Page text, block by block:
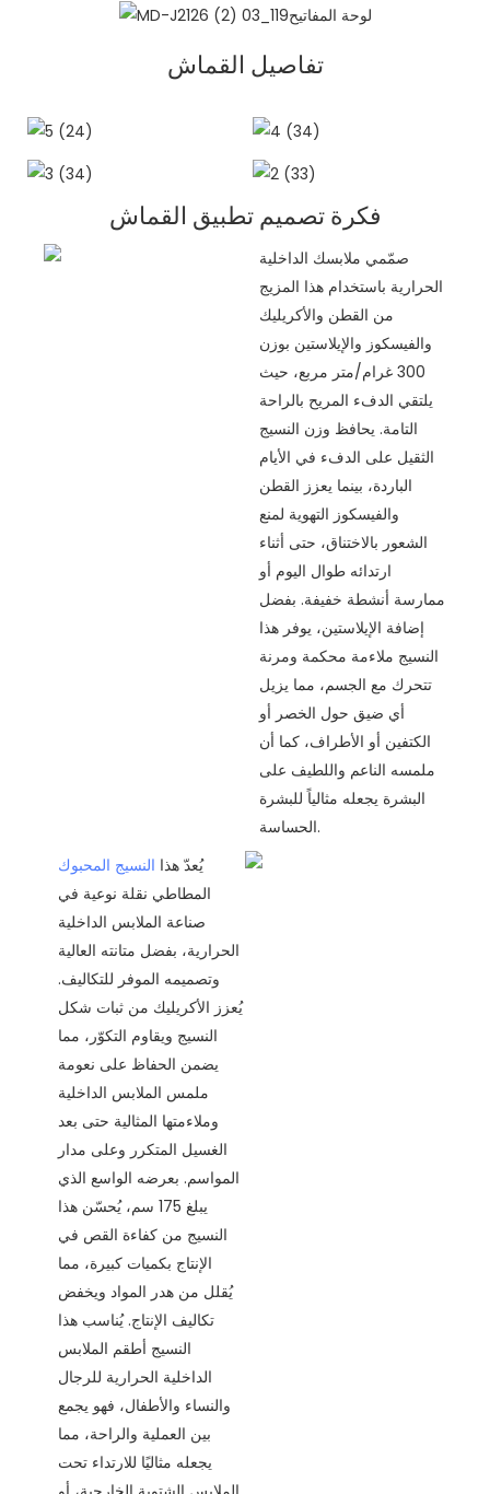
تفاصيل القماش
فكرة تصميم تطبيق القماش
صمّمي ملابسك الداخلية
الحرارية باستخدام هذا المزيج
من القطن والأكريليك
والفيسكوز والإيلاستين بوزن
300 غرام/متر مربع، حيث
يلتقي الدفء المريح بالراحة
التامة. يحافظ وزن النسيج
الثقيل على الدفء في الأيام
الباردة، بينما يعزز القطن
والفيسكوز التهوية لمنع
الشعور بالاختناق، حتى أثناء
ارتدائه طوال اليوم أو
ممارسة أنشطة خفيفة. بفضل
إضافة الإيلاستين، يوفر هذا
النسيج ملاءمة محكمة ومرنة
تتحرك مع الجسم، مما يزيل
أي ضيق حول الخصر أو
الكتفين أو الأطراف، كما أن
ملمسه الناعم واللطيف على
البشرة يجعله مثالياً للبشرة
الحساسة.
يُعدّ هذا النسيج المحبوك
المطاطي نقلة نوعية في
صناعة الملابس الداخلية
الحرارية، بفضل متانته العالية
وتصميمه الموفر للتكاليف.
يُعزز الأكريليك من ثبات شكل
النسيج ويقاوم التكوّر، مما
يضمن الحفاظ على نعومة
ملمس الملابس الداخلية
وملاءمتها المثالية حتى بعد
الغسيل المتكرر وعلى مدار
المواسم. بعرضه الواسع الذي
يبلغ 175 سم، يُحسّن هذا
النسيج من كفاءة القص في
الإنتاج بكميات كبيرة، مما
يُقلل من هدر المواد ويخفض
تكاليف الإنتاج. يُناسب هذا
النسيج أطقم الملابس
الداخلية الحرارية للرجال
والنساء والأطفال، فهو يجمع
بين العملية والراحة، مما
يجعله مثاليًا للارتداء تحت